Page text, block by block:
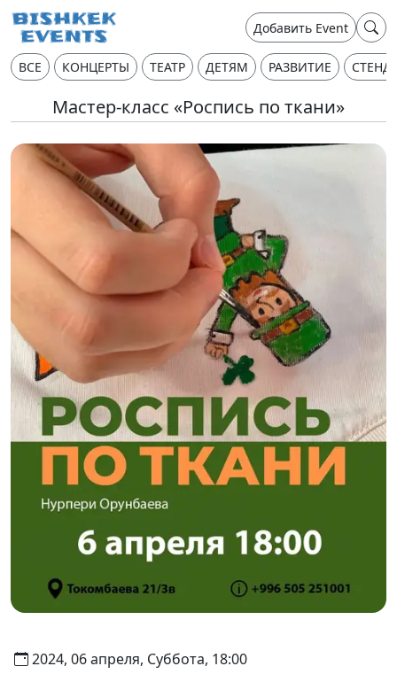
Добавить Event
ВСЕ КОНЦЕРТЫ ТЕАТР ДЕТЯМ РАЗВИТИЕ
Мастер-класс «Роспись по ткани»
2024, 06 апреля, Суббота, 18:00